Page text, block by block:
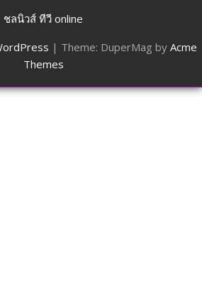
ชลนิวส์ ทีวี online
| Theme: DuperMag by Acme
Themes